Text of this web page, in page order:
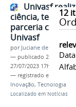
12
Univasf
ciência,
parceria com
Univasf
por Juciane de Jesus
— publicado 27/07/2023
27/07/2023 17h11
— registrado em:
Inovação, Tecnologia
Localizado em Notícias